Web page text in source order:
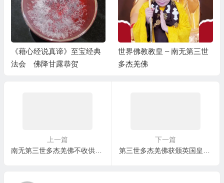
《藉心经说真谛》至宝经典
法会 佛降甘露恭贺
世界佛教教皇 – 南无第三世
多杰羌佛
上一篇
南无第三世多杰羌佛不收供养的部分证明
下一篇